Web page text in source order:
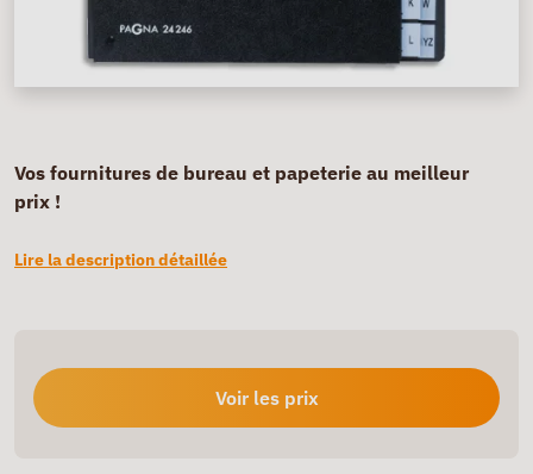
Vos fournitures de bureau et papeterie au meilleur
prix !
Lire la description détaillée
Voir les prix